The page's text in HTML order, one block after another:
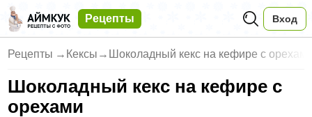
Рецепты Вход
Рецепты → Кексы → Шоколадный кекс на кефире с
Шоколадный кекс на кефире с
орехами